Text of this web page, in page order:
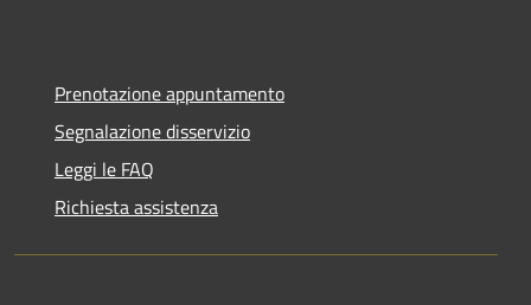
Prenotazione appuntamento
Segnalazione disservizio
Leggi le FAQ
Richiesta assistenza